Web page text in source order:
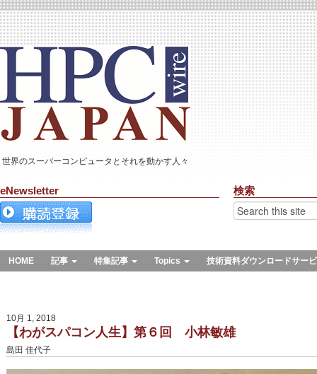
世界のスーパーコンピュータとそれを動かす人々
eNewsletter 検索
HOME 記事 特集記事 Topics 技術資料ダウンロードサー
10月 1, 2018
【わがスパコン人生】第６回 小林敏雄
島田 佳代子